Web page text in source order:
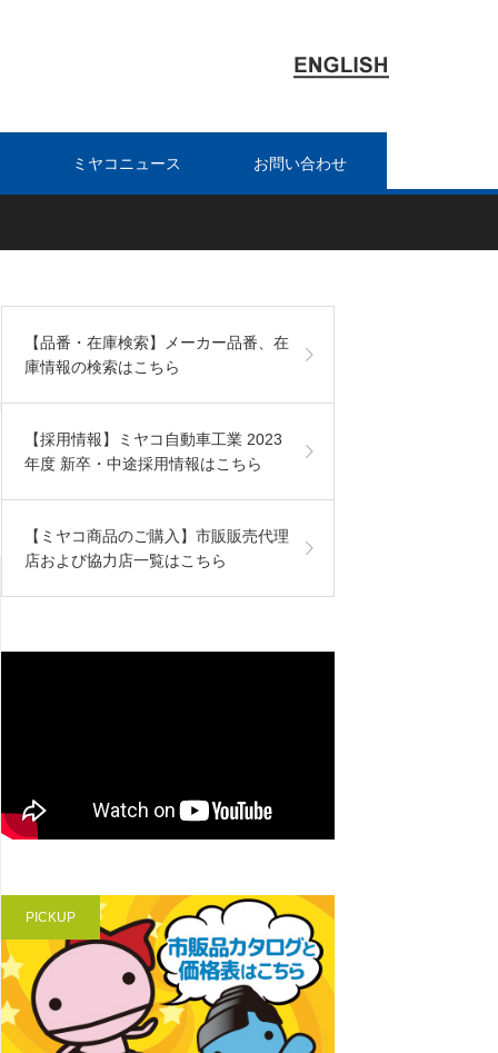
ミヤコニュース お問い合わせ
【品番・在庫検索】メーカー品番、在
庫情報の検索はこちら
【採用情報】ミヤコ自動車工業 2023
年度 新卒・中途採用情報はこちら
【ミヤコ商品のご購入】市販販売代理
店および協力店一覧はこちら
PICKUP